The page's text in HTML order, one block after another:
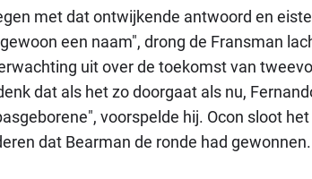
met dat ontwijkende antwoord en
een naam", drong de Fransman
uit over de toekomst van
dat als het zo doorgaat als nu,
voorspelde hij. Ocon sloot
dat Bearman de ronde had gewonnen.